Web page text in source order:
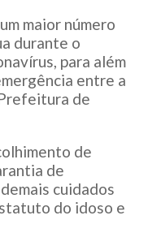
maior número
durante o
para além
entre a
de
de
de
cuidados
do idoso e